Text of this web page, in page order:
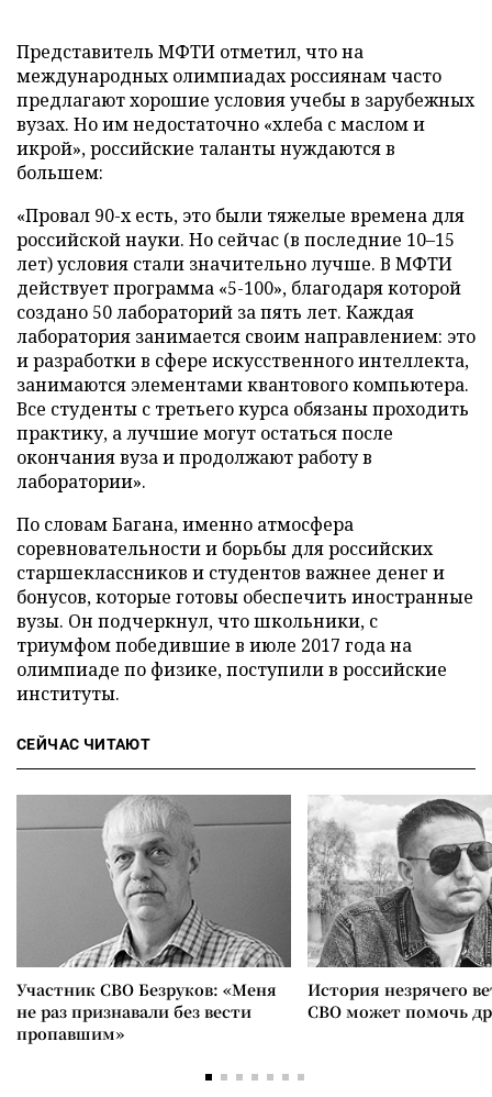
Представитель МФТИ отметил, что на
международных олимпиадах россиянам часто
предлагают хорошие условия учебы в зарубежных
вузах. Но им недостаточно «хлеба с маслом и
икрой», российские таланты нуждаются в
большем:
«Провал 90-х есть, это были тяжелые времена для
российской науки. Но сейчас (в последние 10–15
лет) условия стали значительно лучше. В МФТИ
действует программа «5-100», благодаря которой
создано 50 лабораторий за пять лет. Каждая
лаборатория занимается своим направлением: это
и разработки в сфере искусственного интеллекта,
занимаются элементами квантового компьютера.
Все студенты с третьего курса обязаны проходить
практику, а лучшие могут остаться после
окончания вуза и продолжают работу в
лаборатории».
По словам Багана, именно атмосфера
соревновательности и борьбы для российских
старшеклассников и студентов важнее денег и
бонусов, которые готовы обеспечить иностранные
вузы. Он подчеркнул, что школьники, с
триумфом победившие в июле 2017 года на
олимпиаде по физике, поступили в российские
институты.
СЕЙЧАС ЧИТАЮТ
Участник СВО Безруков: «Меня
не раз признавали без вести
пропавшим»
История незрячего
СВО может помочь